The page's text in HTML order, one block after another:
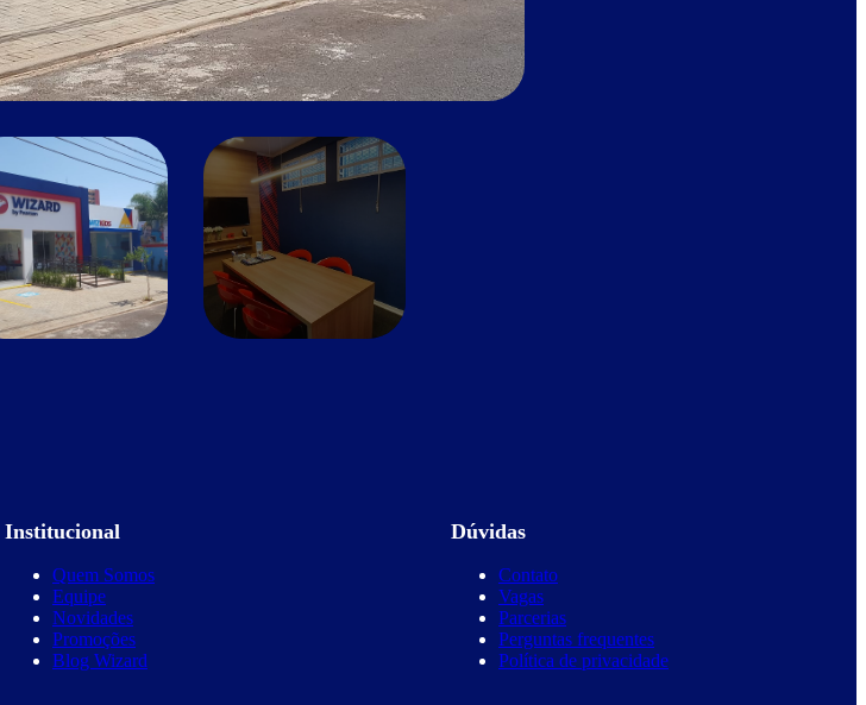
Institucional
Quem Somos
Equipe
Novidades
Promoções
Blog Wizard
Dúvidas
Contato
Vagas
Parcerias
Perguntas frequentes
Política de privacidade